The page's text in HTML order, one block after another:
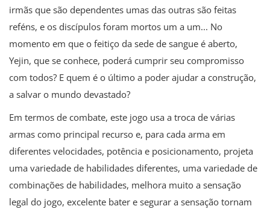
irmãs que são dependentes umas das outras são feitas
reféns, e os discípulos foram mortos um a um... No
momento em que o feitiço da sede de sangue é aberto,
Yejin, que se conhece, poderá cumprir seu compromisso
com todos? E quem é o último a poder ajudar a construção,
a salvar o mundo devastado?
Em termos de combate, este jogo usa a troca de várias
armas como principal recurso e, para cada arma em
diferentes velocidades, potência e posicionamento, projeta
uma variedade de habilidades diferentes, uma variedade de
combinações de habilidades, melhora muito a sensação
legal do jogo, excelente bater e segurar a sensação tornam